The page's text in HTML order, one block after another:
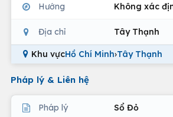
Hướng Không xác
Địa chỉ Tây Thạnh
Khu vựcHồ Chí Minh›Tây Thạnh
Pháp lý & Liên hệ
Pháp lý Sổ Đỏ